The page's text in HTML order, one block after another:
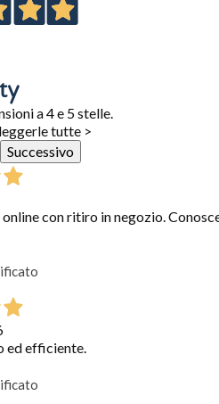
a 4 e 5 stelle.
tutte >
Successivo
con ritiro in negozio.
ed efficiente.